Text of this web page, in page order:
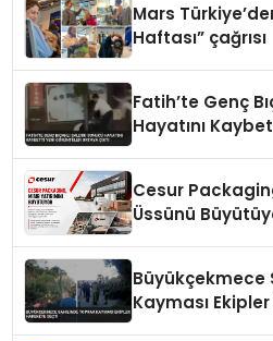
Mars
Haftası” çağrısı
Fatih’te Genç
Hayatını
Cesur
Üssünü
Büyükçekmece
Kayması